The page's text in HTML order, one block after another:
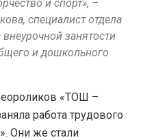
и спорт», –
специалист отдела
занятости
и дошкольного
«ТОШ –
работа трудового
Они же стали